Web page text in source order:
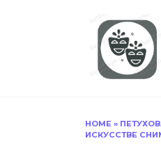
HOME »
ИСКУССТВЕ